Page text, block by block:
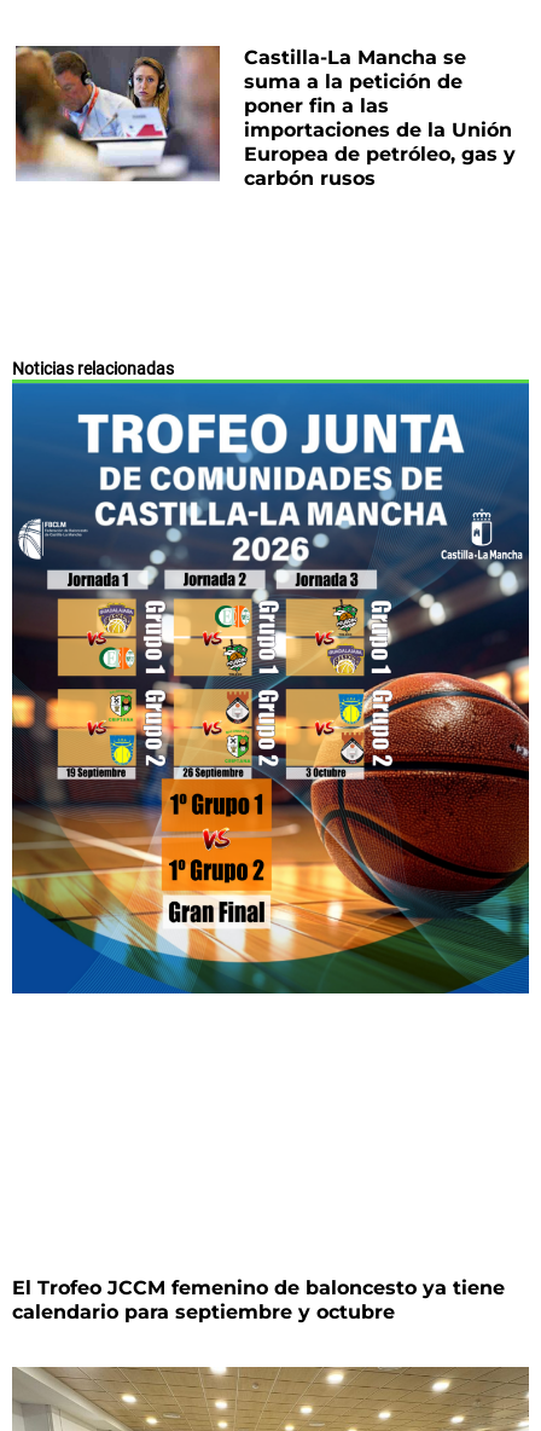
Castilla-La Mancha se
suma a la petición de
poner fin a las
importaciones de la Unión
Europea de petróleo, gas y
carbón rusos
Noticias relacionadas
El Trofeo JCCM femenino de baloncesto ya tiene
calendario para septiembre y octubre